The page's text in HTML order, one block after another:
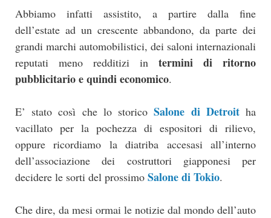
Abbiamo infatti assistito, a partire dalla fine
dell’estate ad un crescente abbandono, da parte dei
grandi marchi automobilistici, dei saloni internazionali
reputati meno redditizi in termini di ritorno
pubblicitario e quindi economico.
E’ stato così che lo storicoSalone di Detroitha
vacillato per la pochezza di espositori di rilievo,
oppure ricordiamo la diatriba accesasi all’interno
dell’associazione dei costruttori giapponesi per
decidere le sorti del prossimo Salone di Tokio.
Che dire, da mesi ormai le notizie dal mondo dell’auto